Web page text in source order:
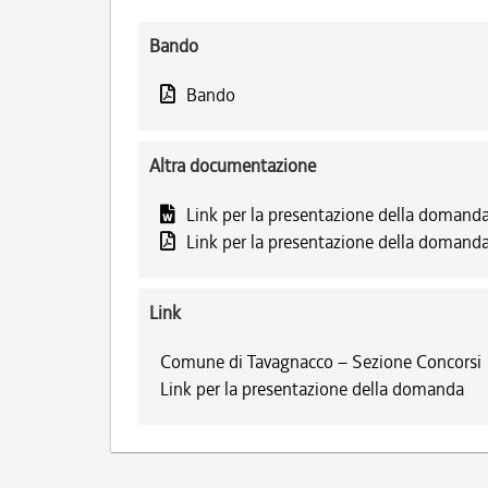
Bando
Bando
Altra documentazione
Link per la presentazione della
Link per la presentazione della
Link
Comune di Tavagnacco – Sezione Concorsi
Link per la presentazione della domanda